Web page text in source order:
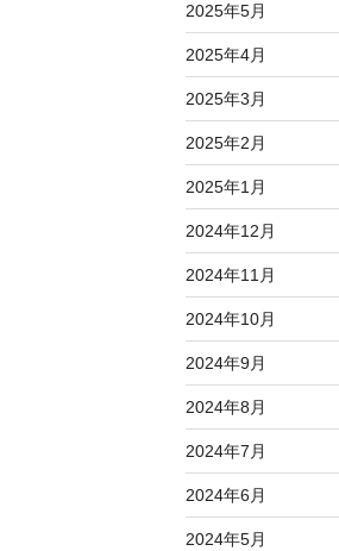
2025年5月
2025年4月
2025年3月
2025年2月
2025年1月
2024年12月
2024年11月
2024年10月
2024年9月
2024年8月
2024年7月
2024年6月
2024年5月